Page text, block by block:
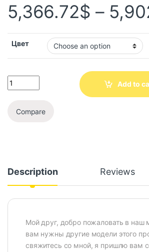
5,366.72$ –
Цвет
Add to
Compare
Description Reviews
Мой друг, добро пожаловать в наш
вам нужны другие модели этого
свяжитесь со мной, я пришлю вам